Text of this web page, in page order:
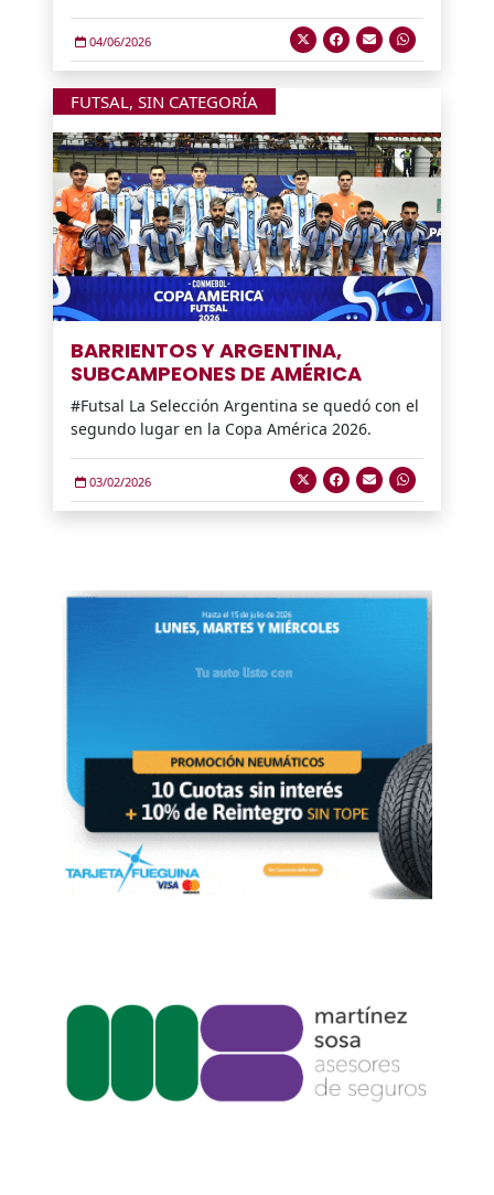
04/06/2026
FUTSAL, SIN CATEGORÍA
BARRIENTOS Y ARGENTINA,
SUBCAMPEONES DE AMÉRICA
#Futsal La Selección Argentina se quedó con el
segundo lugar en la Copa América 2026.
03/02/2026